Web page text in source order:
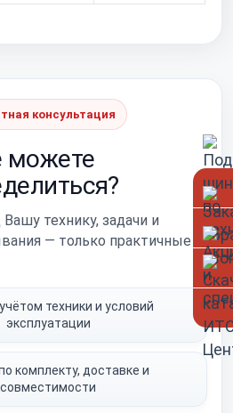
консультация
можете
технику, задачи и
— только практичные
техники и условий
эксплуатации
комплекту, доставке и
совместимости